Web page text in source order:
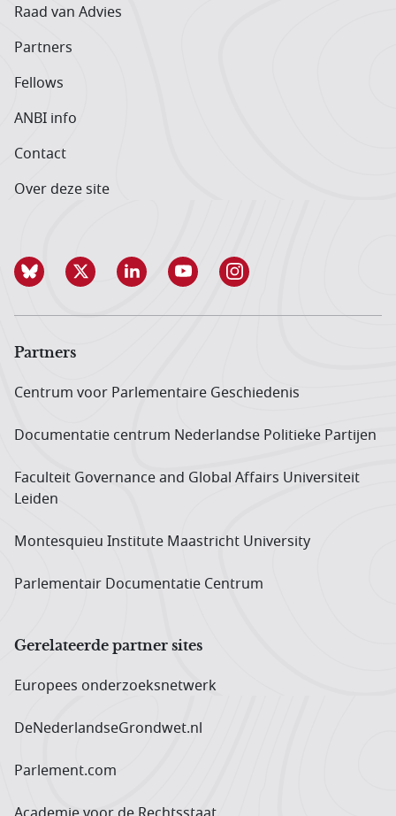
Raad van Advies
Partners
Fellows
ANBI info
Contact
Over deze site
Partners
Centrum voor Parlementaire Geschiedenis
Documentatie centrum Neder­landse Politieke Partijen
Faculteit Governance and Global Affairs Universiteit
Leiden
Montesquieu Institute Maastricht University
Parlementair Documentatie Centrum
Gerelateerde partner sites
Europees onderzoeks­netwerk
DeNederlandseGrondwet.nl
Parlement.com